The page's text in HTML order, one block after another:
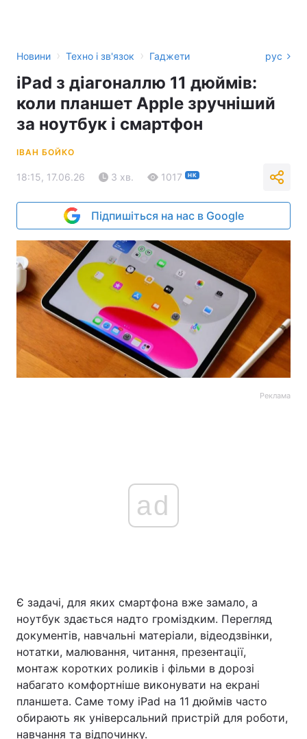
Новини › Техно і зв'язок › Гаджети рус
iPad з діагоналлю 11 дюймів:
коли планшет Apple зручніший
за ноутбук і смартфон
ІВАН БОЙКО
18:15, 17.06.26 3 хв. 1017 НК
Підпишіться на нас в Google
Реклама
ad
Є задачі, для яких смартфона вже замало, а
ноутбук здається надто громіздким. Перегляд
документів, навчальні матеріали, відеодзвінки,
нотатки, малювання, читання, презентації,
монтаж коротких роликів і фільми в дорозі
набагато комфортніше виконувати на екрані
планшета. Саме тому iPad на 11 дюймів часто
обирають як універсальний пристрій для роботи,
навчання та відпочинку.